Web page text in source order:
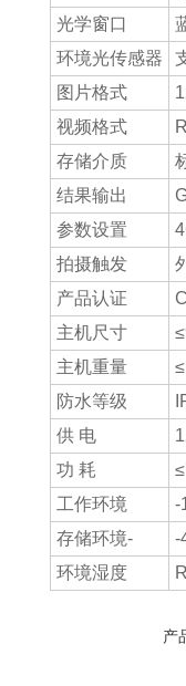
光学窗口
环境光传感器
图片格式
视频格式
存储介质
结果输出
参数设置
拍摄触发
产品认证
主机尺寸
主机重量
防水等级
供 电
功 耗
工作环境
-
存储环境-
-
环境湿度
产